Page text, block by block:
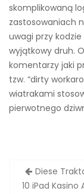
skomplikowaną
zastosowaniach
uwagi przy kodzie
wyjątkowy druh.
komentarzy jaki
tzw. “dirty
wiatrakami
pierwotnego
Zobacz
wpisy
Diese
10 iPad Kasino